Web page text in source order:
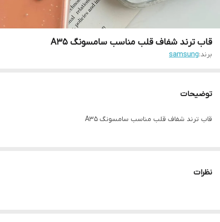
قاب ترند شفاف قلب مناسب سامسونگ A35
برند:samsung
توضیحات
قاب ترند شفاف قلب مناسب سامسونگ A35
نظرات